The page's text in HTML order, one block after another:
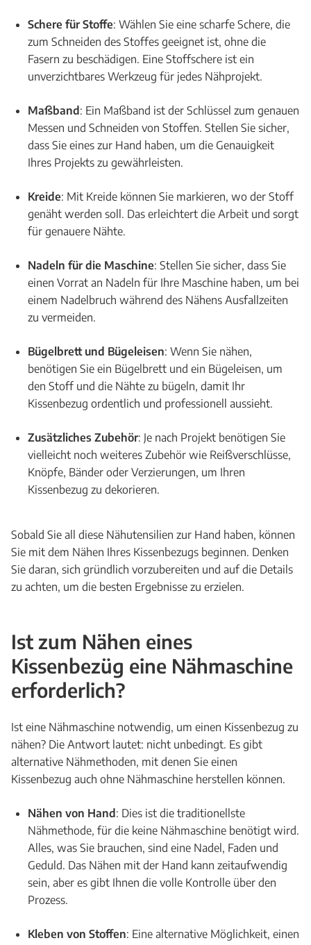
Schere für Stoffe: Wählen Sie eine scharfe Schere, die
zum Schneiden des Stoffes geeignet ist, ohne die
Fasern zu beschädigen. Eine Stoffschere ist ein
unverzichtbares Werkzeug für jedes Nähprojekt.
Maßband : Ein Maßband ist der Schlüssel zum genauen
Messen und Schneiden von Stoffen. Stellen Sie sicher,
dass Sie eines zur Hand haben, um die Genauigkeit
Ihres Projekts zu gewährleisten.
Kreide: Mit Kreide können Sie markieren, wo der Stoff
genäht werden soll. Das erleichtert die Arbeit und sorgt
für genauere Nähte.
Nadeln für die Maschine: Stellen Sie sicher, dass Sie
einen Vorrat an Nadeln für Ihre Maschine haben, um bei
einem Nadelbruch während des Nähens Ausfallzeiten
zu vermeiden.
Bügelbrett und Bügeleisen: Wenn Sie nähen,
benötigen Sie ein Bügelbrett und ein Bügeleisen, um
den Stoff und die Nähte zu bügeln, damit Ihr
Kissenbezug ordentlich und professionell aussieht.
Zusätzliches Zubehör: Je nach Projekt benötigen Sie
vielleicht noch weiteres Zubehör wie Reißverschlüsse,
Knöpfe, Bänder oder Verzierungen, um Ihren
Kissenbezug zu dekorieren.
Sobald Sie all diese Nähutensilien zur Hand haben, können
Sie mit dem Nähen Ihres Kissenbezugs beginnen. Denken
Sie daran, sich gründlich vorzubereiten und auf die Details
zu achten, um die besten Ergebnisse zu erzielen.
Ist zum Nähen eines
Kissenbezüg eine Nähmaschine
erforderlich?
Ist eine Nähmaschine notwendig, um einen Kissenbezug zu
nähen? Die Antwort lautet: nicht unbedingt. Es gibt
alternative Nähmethoden, mit denen Sie einen
Kissenbezug auch ohne Nähmaschine herstellen können.
Nähen von Hand : Dies ist die traditionellste
Nähmethode, für die keine Nähmaschine benötigt wird.
Alles, was Sie brauchen, sind eine Nadel, Faden und
Geduld. Das Nähen mit der Hand kann zeitaufwendig
sein, aber es gibt Ihnen die volle Kontrolle über den
Prozess.
Kleben von Stoffen: Eine alternative Möglichkeit, einen